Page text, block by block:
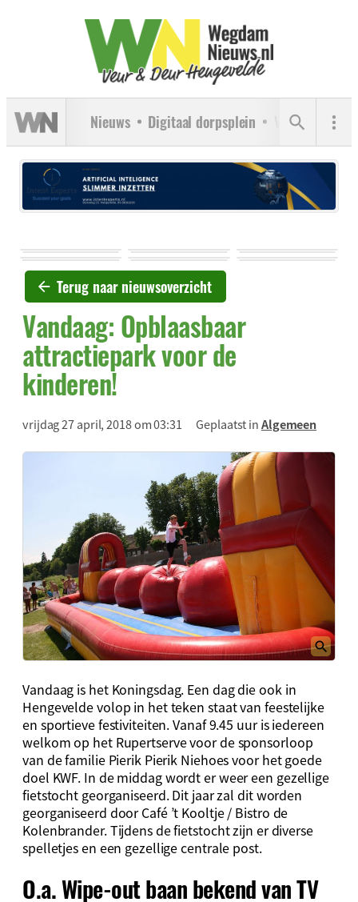
Nieuws Digitaal dorpsplein Verenigingen
Terug naar nieuwsoverzicht
Vandaag: Opblaasbaar
attractiepark voor de
kinderen!
vrijdag 27 april, 2018 om 03:31 Geplaatst inAlgemeen
Vandaag is het Koningsdag. Een dag die ook in
Hengevelde volop in het teken staat van feestelijke
en sportieve festiviteiten. Vanaf 9.45 uur is iedereen
welkom op het Rupertserve voor de sponsorloop
van de familie Pierik Pierik Niehoes voor het goede
doel KWF. In de middag wordt er weer een gezellige
fietstocht georganiseerd. Dit jaar zal dit worden
georganiseerd door Café ’t Kooltje / Bistro de
Kolenbrander. Tijdens de fietstocht zijn er diverse
spelletjes en een gezellige centrale post.
O.a. Wipe-out baan bekend van TV